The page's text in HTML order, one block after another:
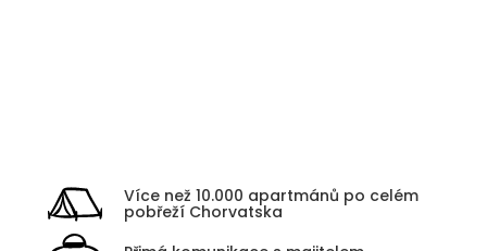
Více než 10.000 apartmánů po celém
pobřeží Chorvatska